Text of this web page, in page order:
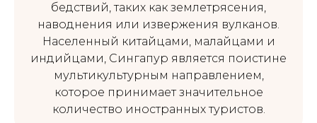
бедствий, таких как землетрясения,
наводнения или извержения вулканов.
Населенный китайцами, малайцами и
индийцами, Сингапур является поистине
мультикультурным направлением,
которое принимает значительное
количество иностранных туристов.